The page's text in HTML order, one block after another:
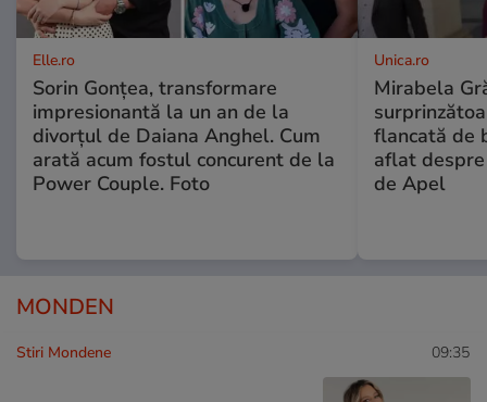
Elle.ro
Sorin Gonțea, transformare
impresionantă la un an de la
divorțul de Daiana Anghel. Cum
arată acum fostul concurent de la
Power Couple. Foto
Unica.ro
Mirabela
flancată de
aflat
de Apel
MONDEN
Stiri Mondene 09:35